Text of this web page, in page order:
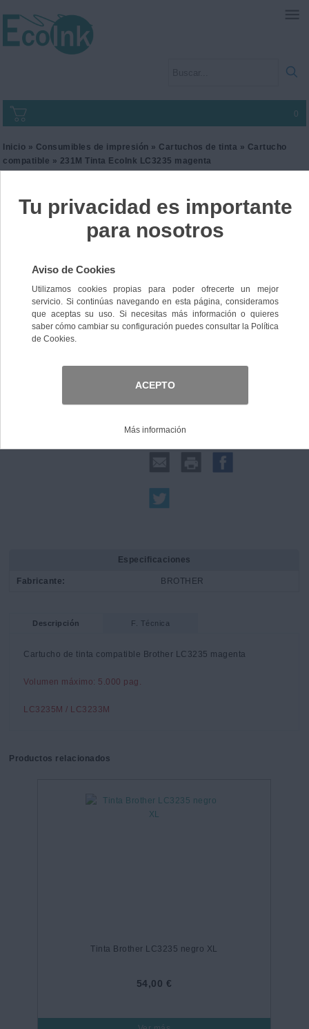
0
Inicio » Consumibles de impresión » Cartuchos de tinta » Cartucho
compatible » 231M Tinta EcoInk LC3235 magenta
231M Tinta EcoInk LC3235
Ref. I2BRO3235M
Compartir:
Especificaciones
Fabricante: BROTHER
Descripción F. Técnica
Cartucho de tinta compatible Brother LC3235 magenta
Volumen máximo: 5.000 pag.
LC3235M / LC3233M
Productos relacionados
Tinta Brother LC3235 negro XL
54,00 €